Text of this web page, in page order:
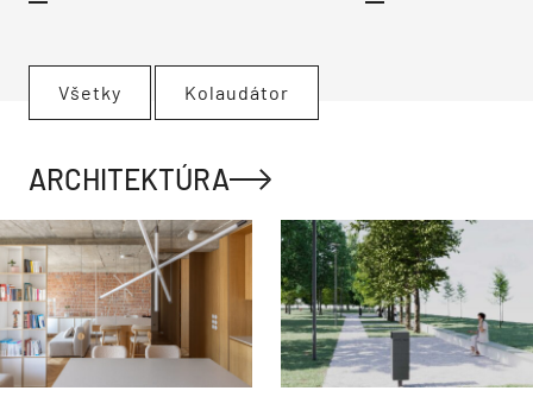
Všetky Kolaudátor
ARCHITEKTÚRA